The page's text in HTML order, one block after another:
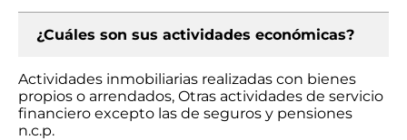
¿Cuáles son sus actividades económicas?
Actividades inmobiliarias realizadas con bienes
propios o arrendados, Otras actividades de servicio
financiero excepto las de seguros y pensiones
n.c.p.